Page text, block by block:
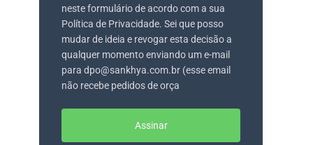
neste formulário de acordo com a sua
Política de Privacidade. Sei que posso
mudar de ideia e revogar esta decisão a
qualquer momento enviando um e-mail
para dpo@sankhya.com.br (esse email
não recebe pedidos de orça
Assinar